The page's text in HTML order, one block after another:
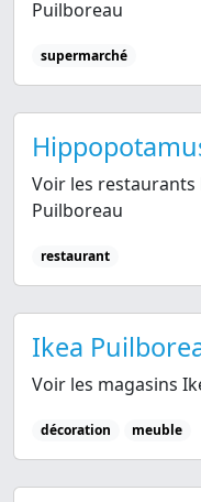
Puilboreau
supermarché
Voir les
Puilboreau
restaurant
Ikea
Voir les magasins
décoration meuble